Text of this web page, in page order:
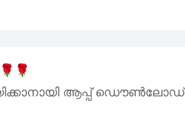
ആപ്പ് ഡൌൺലോഡ്